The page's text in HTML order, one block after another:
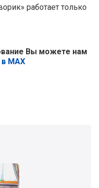
работает только
Вы можете нам
MAX